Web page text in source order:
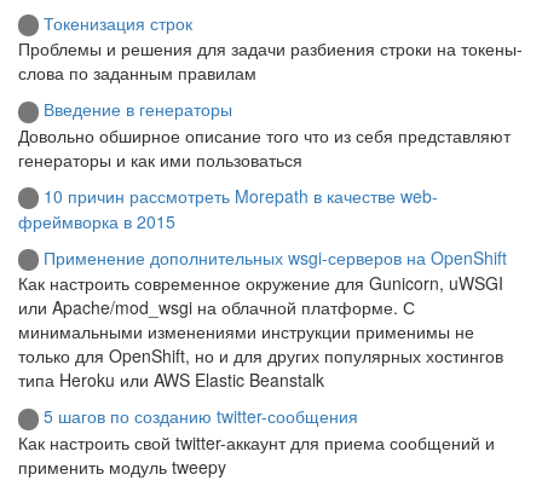
Токенизация строк
Проблемы и решения для задачи разбиения строки на токены-
слова по заданным правилам
Введение в генераторы
Довольно обширное описание того что из себя представляют
генераторы и как ими пользоваться
10 причин рассмотреть Morepath в качестве web-
фреймворка в 2015
Применение дополнительных wsgi-серверов на OpenShift
Как настроить современное окружение для Gunicorn, uWSGI
или Apache/mod_wsgi на облачной платформе. С
минимальными изменениями инструкции применимы не
только для OpenShift, но и для других популярных хостингов
типа Heroku или AWS Elastic Beanstalk
5 шагов по созданию twitter-сообщения
Как настроить свой twitter-аккаунт для приема сообщений и
применить модуль tweepy